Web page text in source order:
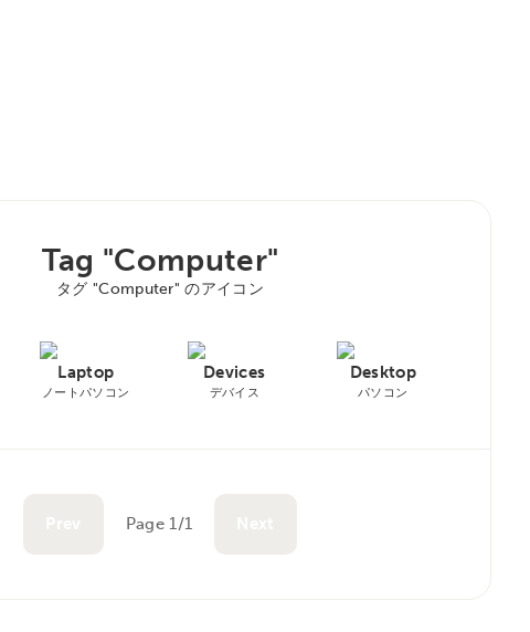
Tag "Computer"
タグ "Computer" のアイコン
Laptop
ノートパソコン
Devices
デバイス
Desktop
パソコン
Page 1/1